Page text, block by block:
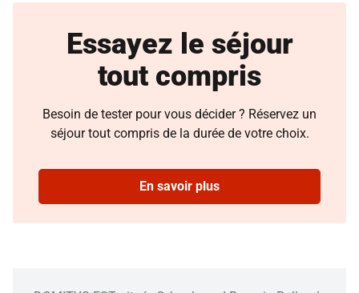
Essayez le séjour
tout compris
Besoin de tester pour vous décider ? Réservez un
séjour tout compris de la durée de votre choix.
En savoir plus